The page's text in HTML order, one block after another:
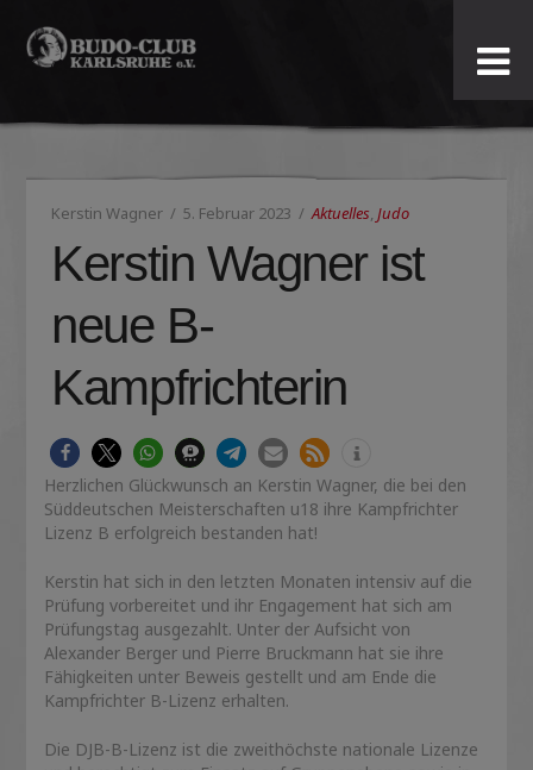
Budo-
Club
Karlsruhe
e.V.
Kerstin Wagner 5. Februar 2023 Aktuelles, Judo
Kerstin Wagner ist
neue B-
Kampfrichterin
Herzlichen Glückwunsch an Kerstin Wagner, die bei den
Süddeutschen Meisterschaften u18 ihre Kampfrichter
Lizenz B erfolgreich bestanden hat!
Kerstin hat sich in den letzten Monaten intensiv auf die
Prüfung vorbereitet und ihr Engagement hat sich am
Prüfungstag ausgezahlt. Unter der Aufsicht von
Alexander Berger und Pierre Bruckmann hat sie ihre
Fähigkeiten unter Beweis gestellt und am Ende die
Kampfrichter B-Lizenz erhalten.
Die DJB-B-Lizenz ist die zweithöchste nationale Lizenze